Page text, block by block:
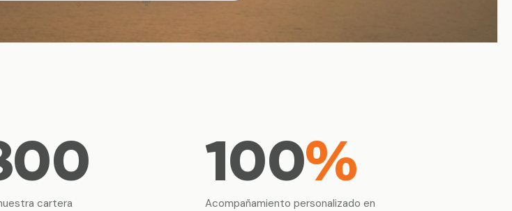
cartera
100%
Acompañamiento personalizado en